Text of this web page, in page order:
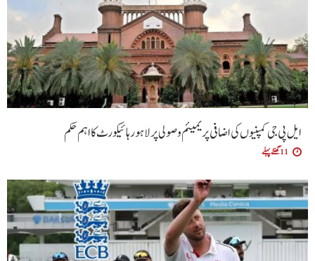
ایل پی جی کمپنیوں کی اضافی پریمیئم وصولی پر لاہور ہائیکورٹ کا اہم حکم
11 گھنٹے پہلے